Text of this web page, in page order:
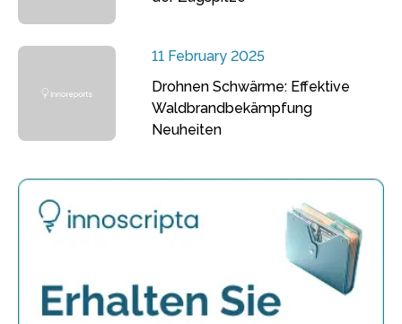
11 February 2025
Drohnen Schwärme: Effektive
Waldbrandbekämpfung
Neuheiten